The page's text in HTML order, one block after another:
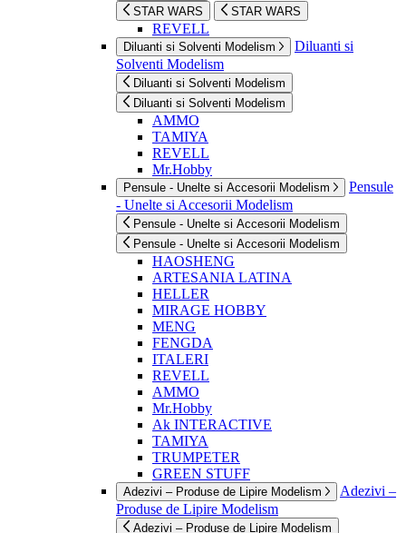
STAR WARS STAR WARS
REVELL
Diluanti si Solventi Modelism
Diluanti si
Solventi Modelism
Diluanti si Solventi Modelism
Diluanti si Solventi Modelism
AMMO
TAMIYA
REVELL
Mr.Hobby
Pensule - Unelte si Accesorii Modelism
Pensule
- Unelte si Accesorii Modelism
Pensule - Unelte si Accesorii Modelism
Pensule - Unelte si Accesorii Modelism
HAOSHENG
ARTESANIA LATINA
HELLER
MIRAGE HOBBY
MENG
FENGDA
ITALERI
REVELL
AMMO
Mr.Hobby
Ak INTERACTIVE
TAMIYA
TRUMPETER
GREEN STUFF
Adezivi – Produse de Lipire Modelism
Adezivi –
Produse de Lipire Modelism
Adezivi – Produse de Lipire Modelism